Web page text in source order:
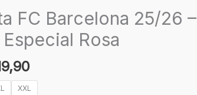
FC Barcelona 25/26 –
Rosa
actual
es:
€19,90.
XXL